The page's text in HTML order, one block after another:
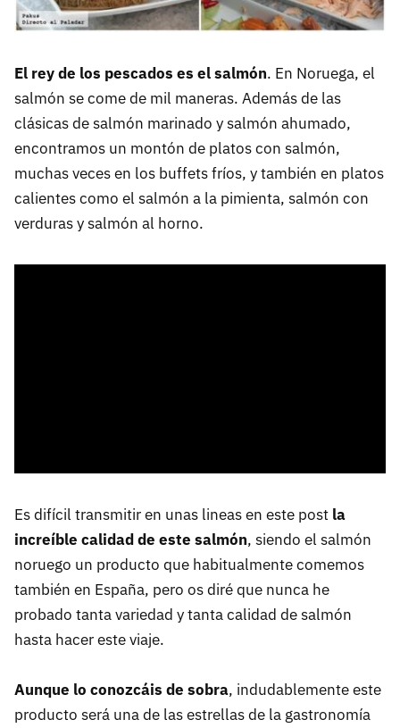
El rey de los pescados es el salmón. En Noruega, el
salmón se come de mil maneras. Además de las
clásicas de salmón marinado y salmón ahumado,
encontramos un montón de platos con salmón,
muchas veces en los buffets fríos, y también en platos
calientes como el salmón a la pimienta, salmón con
verduras y salmón al horno.
Es difícil transmitir en unas lineas en este post la
increíble calidad de este salmón, siendo el salmón
noruego un producto que habitualmente comemos
también en España, pero os diré que nunca he
probado tanta variedad y tanta calidad de salmón
hasta hacer este viaje.
Aunque lo conozcáis de sobra, indudablemente este
producto será una de las estrellas de la gastronomía